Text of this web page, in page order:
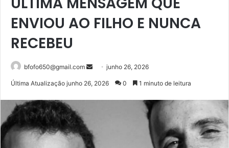
ENVIOU AO FILHO E NUNCA
RECEBEU
bfofo650@gmail.com
Mandejunho 26, 2026
Última Atualização junho 26, 2026 0 1 minuto de leitura